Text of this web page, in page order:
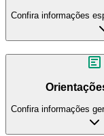
Confira informações
Confira informações